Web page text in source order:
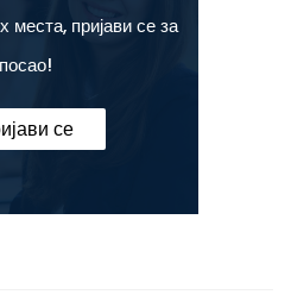
места, пријави се за
посао!
се